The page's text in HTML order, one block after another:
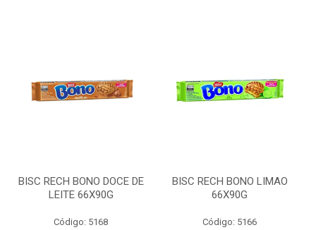
BISC RECH BONO DOCE DE
LEITE 66X90G
Código: 5168
BISC RECH BONO LIMAO
66X90G
Código: 5166